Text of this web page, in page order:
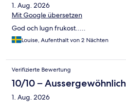
1. Aug. 2026
Mit Google übersetzen
God och lugn frukost.....
Louise, Aufenthalt von 2 Nächten
Verifizierte Bewertung
10/10 – Aussergewöhnlich
1. Aug. 2026